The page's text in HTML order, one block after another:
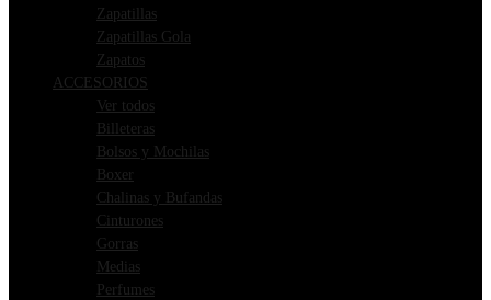
Zapatillas
Zapatillas Gola
Zapatos
ACCESORIOS
Ver todos
Billeteras
Bolsos y Mochilas
Boxer
Chalinas y Bufandas
Cinturones
Gorras
Medias
Perfumes